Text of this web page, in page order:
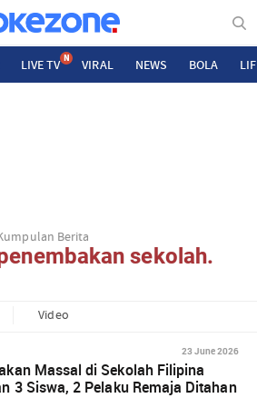
LIVE TV N VIRAL NEWS BOLA
Berita
sekolah.
Video
23 June 2026
Massal di Sekolah Filipina
3 Siswa, 2 Pelaku Remaja Ditahan